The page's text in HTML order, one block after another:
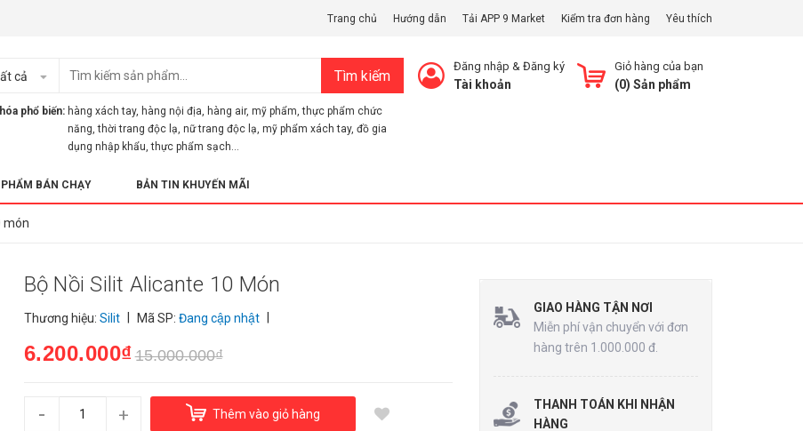
Trang chủ Hướng dẫn Tải APP 9 Market Kiểm tra đơn hàng Yêu thích
cả Tìm kiếm
phổ biến: hàng xách tay, hàng nội địa, hàng air, mỹ phẩm,thực phẩm chức
năng,thời trang độc lạ, nữ trang độc lạ, mỹ phẩm xách tay, đồ gia
dụng nhập khẩu,thực phẩm sạch...
Giỏ hàng của bạn
(0) Sản phẩm
Đăng nhập & Đăng ký
Tài khoản
BÁN CHẠY BẢN TIN KHUYẾN MÃI
món
Bộ Nồi Silit Alicante 10 Món
Thương hiệu: Silit Mã SP: Đang cập nhật
6.200.000₫15.000.000₫
- + Thêm vào giỏ hàng
GIAO HÀNG TẬN NƠI
Miễn phí vận chuyển với đơn
hàng trên 1.000.000 đ.
THANH TOÁN KHI NHẬN
HÀNG
Bộ nồi Silit Alicante 10 món